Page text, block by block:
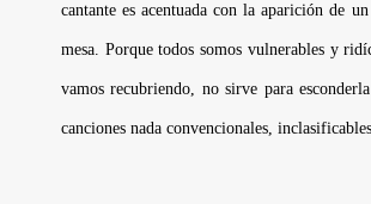
cantante es acentuada con la aparición de
mesa. Porque todos somos vulnerables y
vamos recubriendo, no sirve para
canciones nada convencionales,